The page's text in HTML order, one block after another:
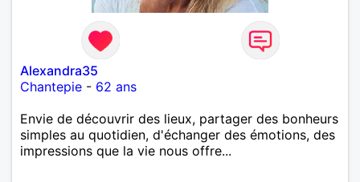
Alexandra35
Chantepie - 62 ans
Envie de découvrir des lieux, partager des bonheurs
simples au quotidien, d'échanger des émotions, des
impressions que la vie nous offre...